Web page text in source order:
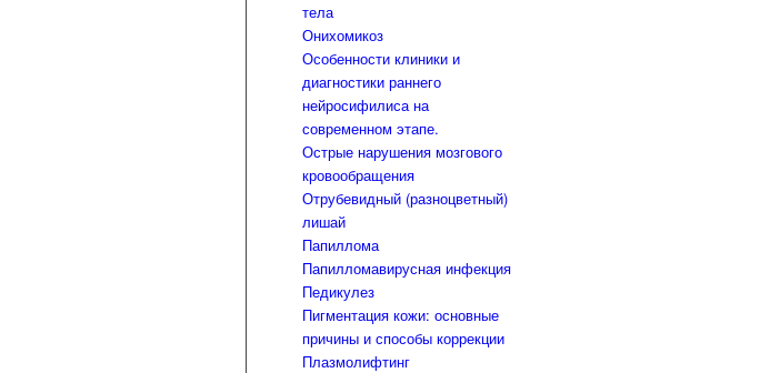
тела
Онихомикоз
Особенности клиники и
диагностики раннего
нейросифилиса на
современном этапе.
Острые нарушения мозгового
кровообращения
Отрубевидный (разноцветный)
лишай
Папиллома
Папилломавирусная инфекция
Педикулез
Пигментация кожи: основные
причины и способы коррекции
Плазмолифтинг